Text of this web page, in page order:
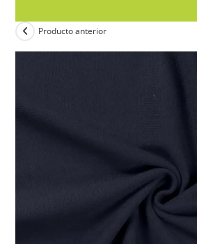
Producto anterior